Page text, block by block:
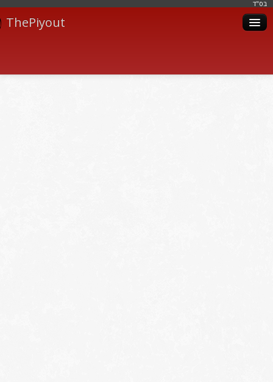
בּס"ד
ThePiyout